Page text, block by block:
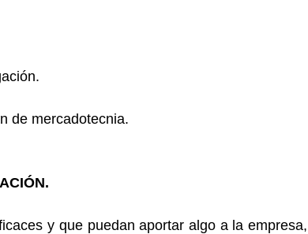
de mercadotecnia.
y que puedan aportar algo a la empresa,